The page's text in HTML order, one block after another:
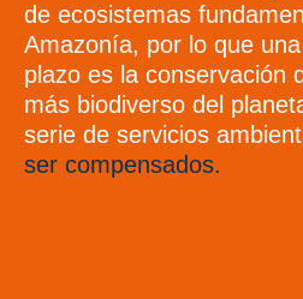
de ecosistemas
Amazonía, por lo que
plazo es la conservación
más biodiverso del
serie de servicios
ser compensados.